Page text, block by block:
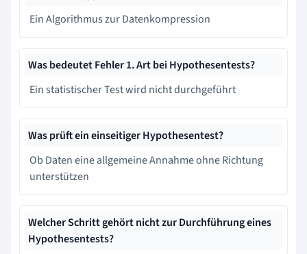
Ein Algorithmus zur Datenkompression
Was bedeutet Fehler 1. Art bei Hypothesentests?
Ein statistischer Test wird nicht durchgeführt
Was prüft ein einseitiger Hypothesentest?
Ob Daten eine allgemeine Annahme ohne Richtung
unterstützen
Welcher Schritt gehört nicht zur Durchführung eines
Hypothesentests?